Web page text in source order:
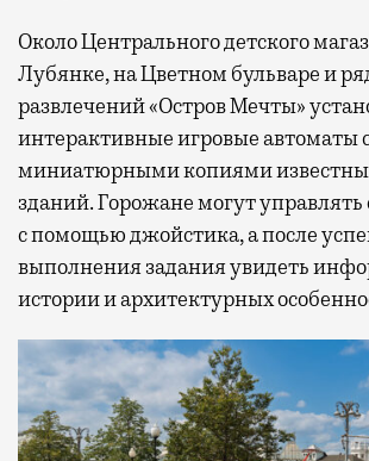
Около Центрального детского
Лубянке, на Цветном бульваре и
развлечений «Остров Мечты»
интерактивные игровые автоматы
миниатюрными копиями
зданий. Горожане могут управлять
с помощью джойстика, а после
выполнения задания увидеть
истории и архитектурных